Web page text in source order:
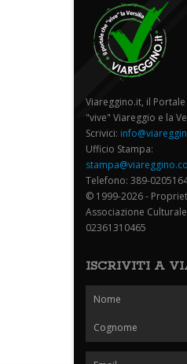
Viareggino.it, il
"vive" Viareggio e la
Scrivici:
Ufficio Stampa:
Telefono: 389-
© 1999-2026 -
Associazione
02361310465
ISCRIVITI A